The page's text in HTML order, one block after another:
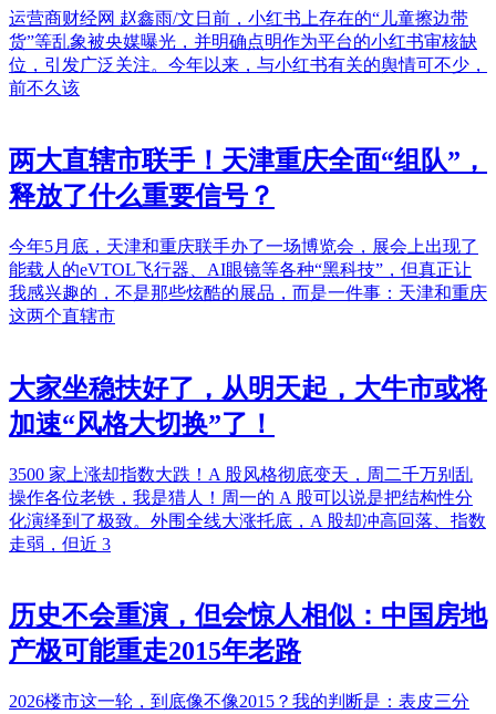
运营商财经网 赵鑫雨/文日前，小红书上存在的“儿童擦边带
货”等乱象被央媒曝光，并明确点明作为平台的小红书审核缺
位，引发广泛关注。今年以来，与小红书有关的舆情可不少，
前不久该
两大直辖市联手！天津重庆全面“组队”，
释放了什么重要信号？
今年5月底，天津和重庆联手办了一场博览会，展会上出现了
能载人的eVTOL飞行器、AI眼镜等各种“黑科技”，但真正让
我感兴趣的，不是那些炫酷的展品，而是一件事：天津和重庆
这两个直辖市
大家坐稳扶好了，从明天起，大牛市或将
加速“风格大切换”了！
3500 家上涨却指数大跌！A 股风格彻底变天，周二千万别乱
操作各位老铁，我是猎人！周一的 A 股可以说是把结构性分
化演绎到了极致。外围全线大涨托底，A 股却冲高回落、指数
走弱，但近 3
历史不会重演，但会惊人相似：中国房地
产极可能重走2015年老路
2026楼市这一轮，到底像不像2015？我的判断是：表皮三分